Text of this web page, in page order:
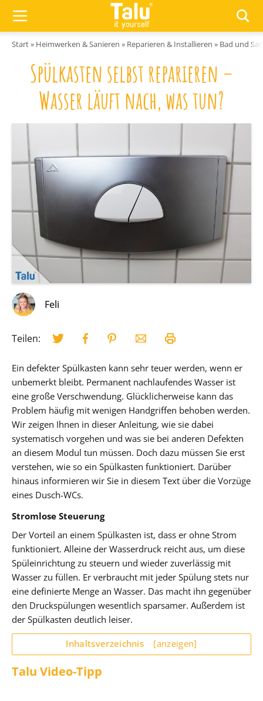
Start» Heimwerken & Sanieren » Reparieren & Installieren » Bad und
Spülkasten selbst reparieren –
Wasser läuft nach, was tun?
Feli
Teilen:
Ein defekter Spülkasten kann sehr teuer werden, wenn er
unbemerkt bleibt. Permanent nachlaufendes Wasser ist
eine große Verschwendung. Glücklicherweise kann das
Problem häufig mit wenigen Handgriffen behoben werden.
Wir zeigen Ihnen in dieser Anleitung, wie sie dabei
systematisch vorgehen und was sie bei anderen Defekten
an diesem Modul tun müssen. Doch dazu müssen Sie erst
verstehen, wie so ein Spülkasten funktioniert. Darüber
hinaus informieren wir Sie in diesem Text über die Vorzüge
eines Dusch-WCs.
Stromlose Steuerung
Der Vorteil an einem Spülkasten ist, dass er ohne Strom
funktioniert. Alleine der Wasserdruck reicht aus, um diese
Spüleinrichtung zu steuern und wieder zuverlässig mit
Wasser zu füllen. Er verbraucht mit jeder Spülung stets nur
eine definierte Menge an Wasser. Das macht ihn gegenüber
den Druckspülungen wesentlich sparsamer. Außerdem ist
der Spülkasten deutlich leiser.
Inhaltsverzeichnis [anzeigen]
Talu Video-Tipp